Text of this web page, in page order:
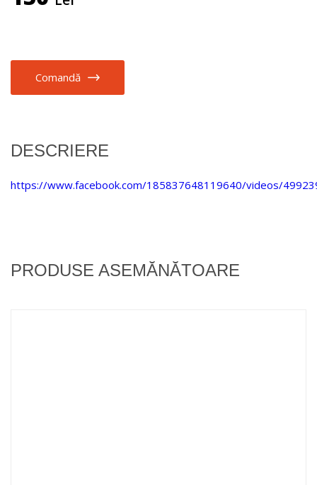
Comandă
DESCRIERE
https://www.facebook.com/185837648119640/videos/
PRODUSE ASEMĂNĂTOARE